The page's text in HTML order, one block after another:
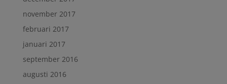
november 2017
februari 2017
januari 2017
september 2016
augusti 2016